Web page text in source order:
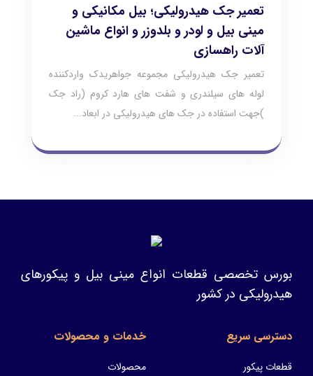
تعمیر جک هیدرولیکی؛ بیل مکانیکی و
مینی بیل و لودر و بلدوزر و انواع ماشین
آلات راهسازی
تعمیر جک هیدرولیکی مجموعه جواهریدک واردکننده
لوله های سیلندری و شفت های هارد کروم (راد جک
)جهت استفاده در جک های هیدرولیکی در ابعاد...
بورس تخصصی قطعات انواع مینی بیل و پیکورهای
هیدرولیکی در کشور
دسترسی سریع
قطعات پیکور
خدمات و محصولات
محصولات